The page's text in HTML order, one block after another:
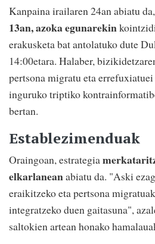
Kanpaina irailaren 24an abiatu
13an, azoka egunarekin
erakusketa bat antolatuko dute
14:00etara. Halaber,
pertsona migratu eta
inguruko triptiko
bertan.
Establezimenduak
Oraingoan, estrategia
elkarlaneanabiatu da. "Aski
eraikitzeko eta pertsona
integratzeko duen gaitasuna",
saltokien artean honako